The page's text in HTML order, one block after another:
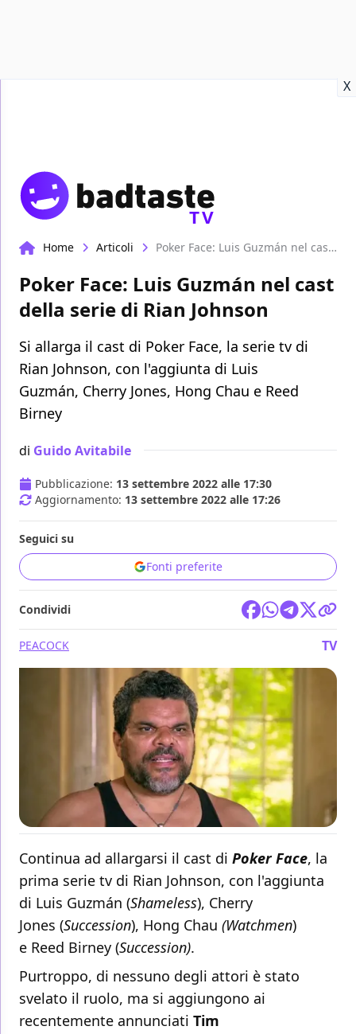
X
TV
Home Articoli Poker Face: Luis Guzmán nel cast della serie di Rian Johnson
Poker Face: Luis Guzmán nel cast
della serie di Rian Johnson
Si allarga il cast di Poker Face, la serie tv di
Rian Johnson, con l'aggiunta di Luis
Guzmán, Cherry Jones, Hong Chau e Reed
Birney
di Guido Avitabile
Pubblicazione: 13 settembre 2022 alle 17:30
Aggiornamento: 13 settembre 2022 alle 17:26
Seguici su
Fonti preferite
Condividi
PEACOCK TV
Continua ad allargarsi il cast di Poker Face, la
prima serie tv di Rian Johnson, con l'aggiunta
di Luis Guzmán (Shameless), Cherry
Jones (Succession), Hong Chau (Watchmen)
e Reed Birney (Succession).
Purtroppo, di nessuno degli attori è stato
svelato il ruolo, ma si aggiungono ai
recentemente annunciati Tim